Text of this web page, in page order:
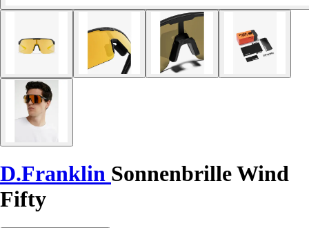
D.Franklin Sonnenbrille Wind
Fifty